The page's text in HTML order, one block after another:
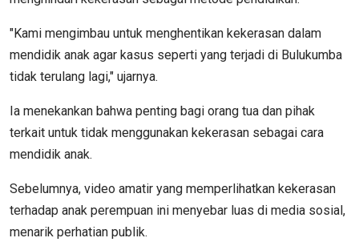
"Kami mengimbau untuk menghentikan kekerasan dalam
mendidik anak agar kasus seperti yang terjadi di Bulukumba
tidak terulang lagi," ujarnya.
Ia menekankan bahwa penting bagi orang tua dan pihak
terkait untuk tidak menggunakan kekerasan sebagai cara
mendidik anak.
Sebelumnya, video amatir yang memperlihatkan kekerasan
terhadap anak perempuan ini menyebar luas di media sosial,
menarik perhatian publik.